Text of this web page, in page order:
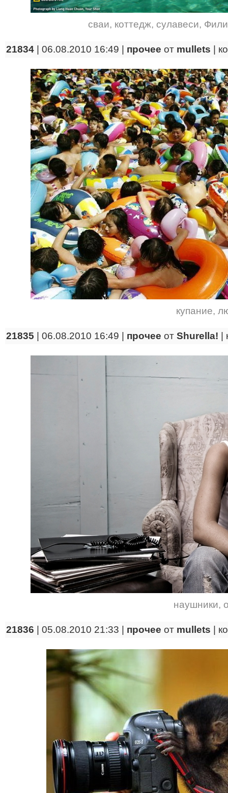
сваи, коттедж, сулавеси,
21834 | 06.08.2010 16:49 | прочее от mullets
купание,
21835 | 06.08.2010 16:49 | прочее от Shurella!
наушники,
21836 | 05.08.2010 21:33 | прочее от mullets